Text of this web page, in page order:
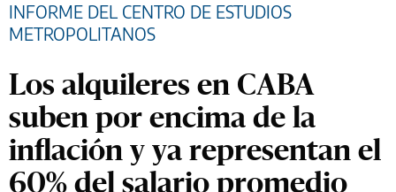
INFORME DEL CENTRO DE ESTUDIOS
METROPOLITANOS
Los alquileres en CABA
suben por encima de la
inflación y ya representan el
60% del salario promedio